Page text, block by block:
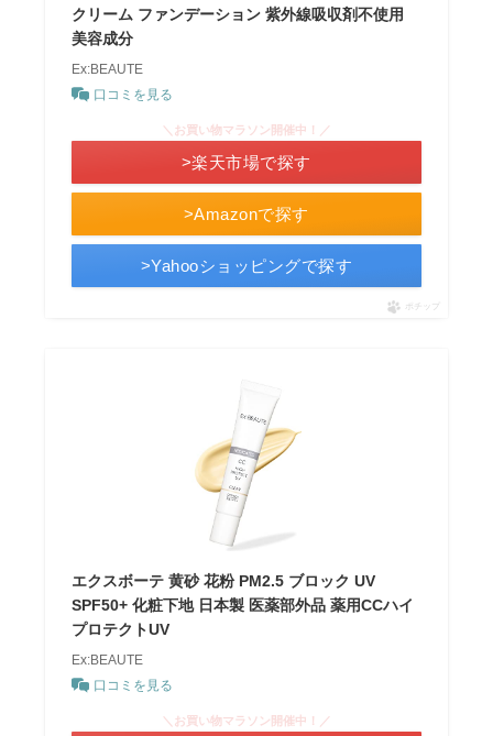
クリーム ファンデーション 紫外線吸収剤不使用
美容成分
Ex:BEAUTE
口コミを見る
>Amazonで探す
＼お買い物マラソン開催中！／
>楽天市場で探す
>Yahooショッピングで探す
ポチップ
エクスボーテ 黄砂 花粉 PM2.5 ブロック UV
SPF50+ 化粧下地 日本製 医薬部外品 薬用CCハイ
プロテクトUV
Ex:BEAUTE
口コミを見る
＼お買い物マラソン開催中！／